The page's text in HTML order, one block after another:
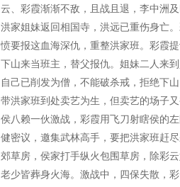
云、彩霞渐渐不敌，且战且退，李中洲
洪家姐妹返回相国寺，洪远已重伤身亡
愤要报这血海深仇，重整洪家班。彩霞
下山来当班主，替父报仇。姐妹二人来
自己已削发为僧，不能破杀戒，拒绝下
带洪家班到处卖艺为生，但卖艺的场子
侯八赖一伙激战，彩霞用飞刀射瞎侯的
健密议，邀集武林高手，要把洪家班赶
郊草房，侯家打手纵火包围草房，除彩
老少皆葬身火海。激战中，四保失散，